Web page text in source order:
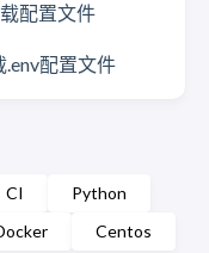
配置文件
配置文件
CI
Python
Centos